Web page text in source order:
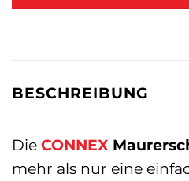
BESCHREIBUNG
Die CONNEX
mehr als nur eine